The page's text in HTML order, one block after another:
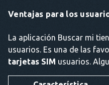
Ventajas para los
La aplicación Buscar mi
usuarios. Es una de las
tarjetas SIM usuarios.